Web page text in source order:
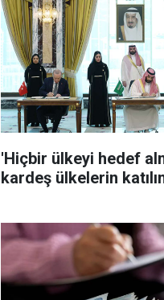
'Hiçbir ülkeyi hedef
kardeş ülkelerin